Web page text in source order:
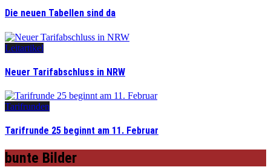
Die neuen Tabellen sind da
Leitartikel
Neuer Tarifabschluss in NRW
Tarifrunden
Tarifrunde 25 beginnt am 11. Februar
bunte Bilder